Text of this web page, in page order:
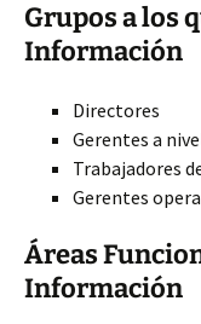
Grupos a los
Información
Directores
Gerentes a
Trabajadores
Gerentes
Áreas
Información